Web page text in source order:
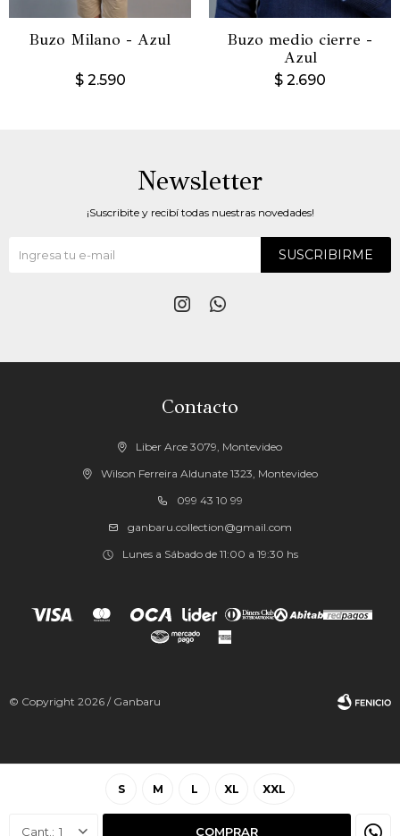
S M L XL XXL
1 COMPRAR
Buzo Milano - Azul
$ 2.590
Buzo medio cierre -
Azul
$ 2.690
Contacto
Liber Arce 3079, Montevideo
Wilson Ferreira Aldunate 1323, Montevideo
099 43 10 99
ganbaru.collection@gmail.com
Lunes a Sábado de 11:00 a 19:30 hs
Newsletter
¡Suscribite y recibí todas nuestras novedades!
SUSCRIBIRME
 
© Copyright 2026 / Ganbaru
Fenicio